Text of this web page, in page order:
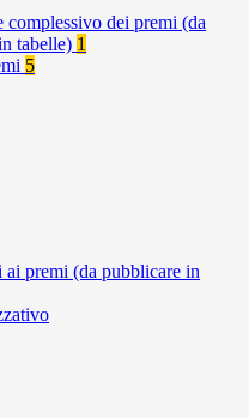
complessivo dei premi (da
tabelle) 1
5
premi (da pubblicare in